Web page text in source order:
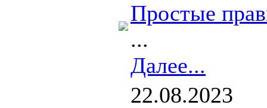
Простые
...
Далее...
22.08.2023